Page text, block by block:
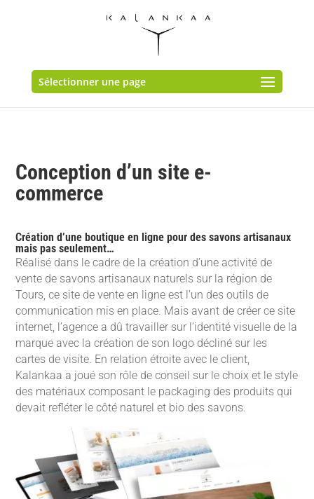
Sélectionner une page
Conception d’un site e-
commerce
Création d’une boutique en ligne pour des savons artisanaux
mais pas seulement…
Réalisé dans le cadre de la création d’une activité de
vente de savons artisanaux naturels sur la région de
Tours, ce site de vente en ligne est l’un des outils de
communication mis en place. Mais avant de créer ce site
internet, l’agence a dû travailler sur l’identité visuelle de la
marque avec la création de son logo décliné sur les
cartes de visite. En relation étroite avec le client,
Kalankaa a joué son rôle de conseil sur le choix et le style
des matériaux composant le packaging des produits qui
devait refléter le côté naturel et bio des savons.